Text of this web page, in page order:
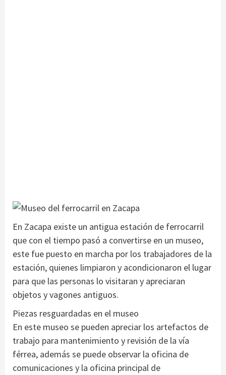
En Zacapa existe un antigua estación de ferrocarril
que con el tiempo pasó a convertirse en un museo,
este fue puesto en marcha por los trabajadores de la
estación, quienes limpiaron y acondicionaron el lugar
para que las personas lo visitaran y apreciaran
objetos y vagones antiguos.
Piezas resguardadas en el museo
En este museo se pueden apreciar los artefactos de
trabajo para mantenimiento y revisión de la vía
férrea, además se puede observar la oficina de
comunicaciones y la oficina principal de